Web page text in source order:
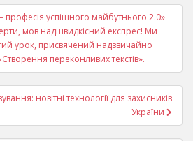
професія успішного майбутнього 2.0»
мов надшвидкісний експрес! Ми
урок, присвячений надзвичайно
переконливих текстів».
новітні технології для захисників
України